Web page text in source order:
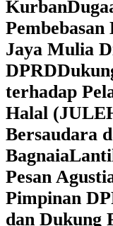
Kurban
Jaya Mulia
DPRD
terhadap
Halal
Bersaudara
Bagnaia
Pesan
Pimpinan
dan Dukung